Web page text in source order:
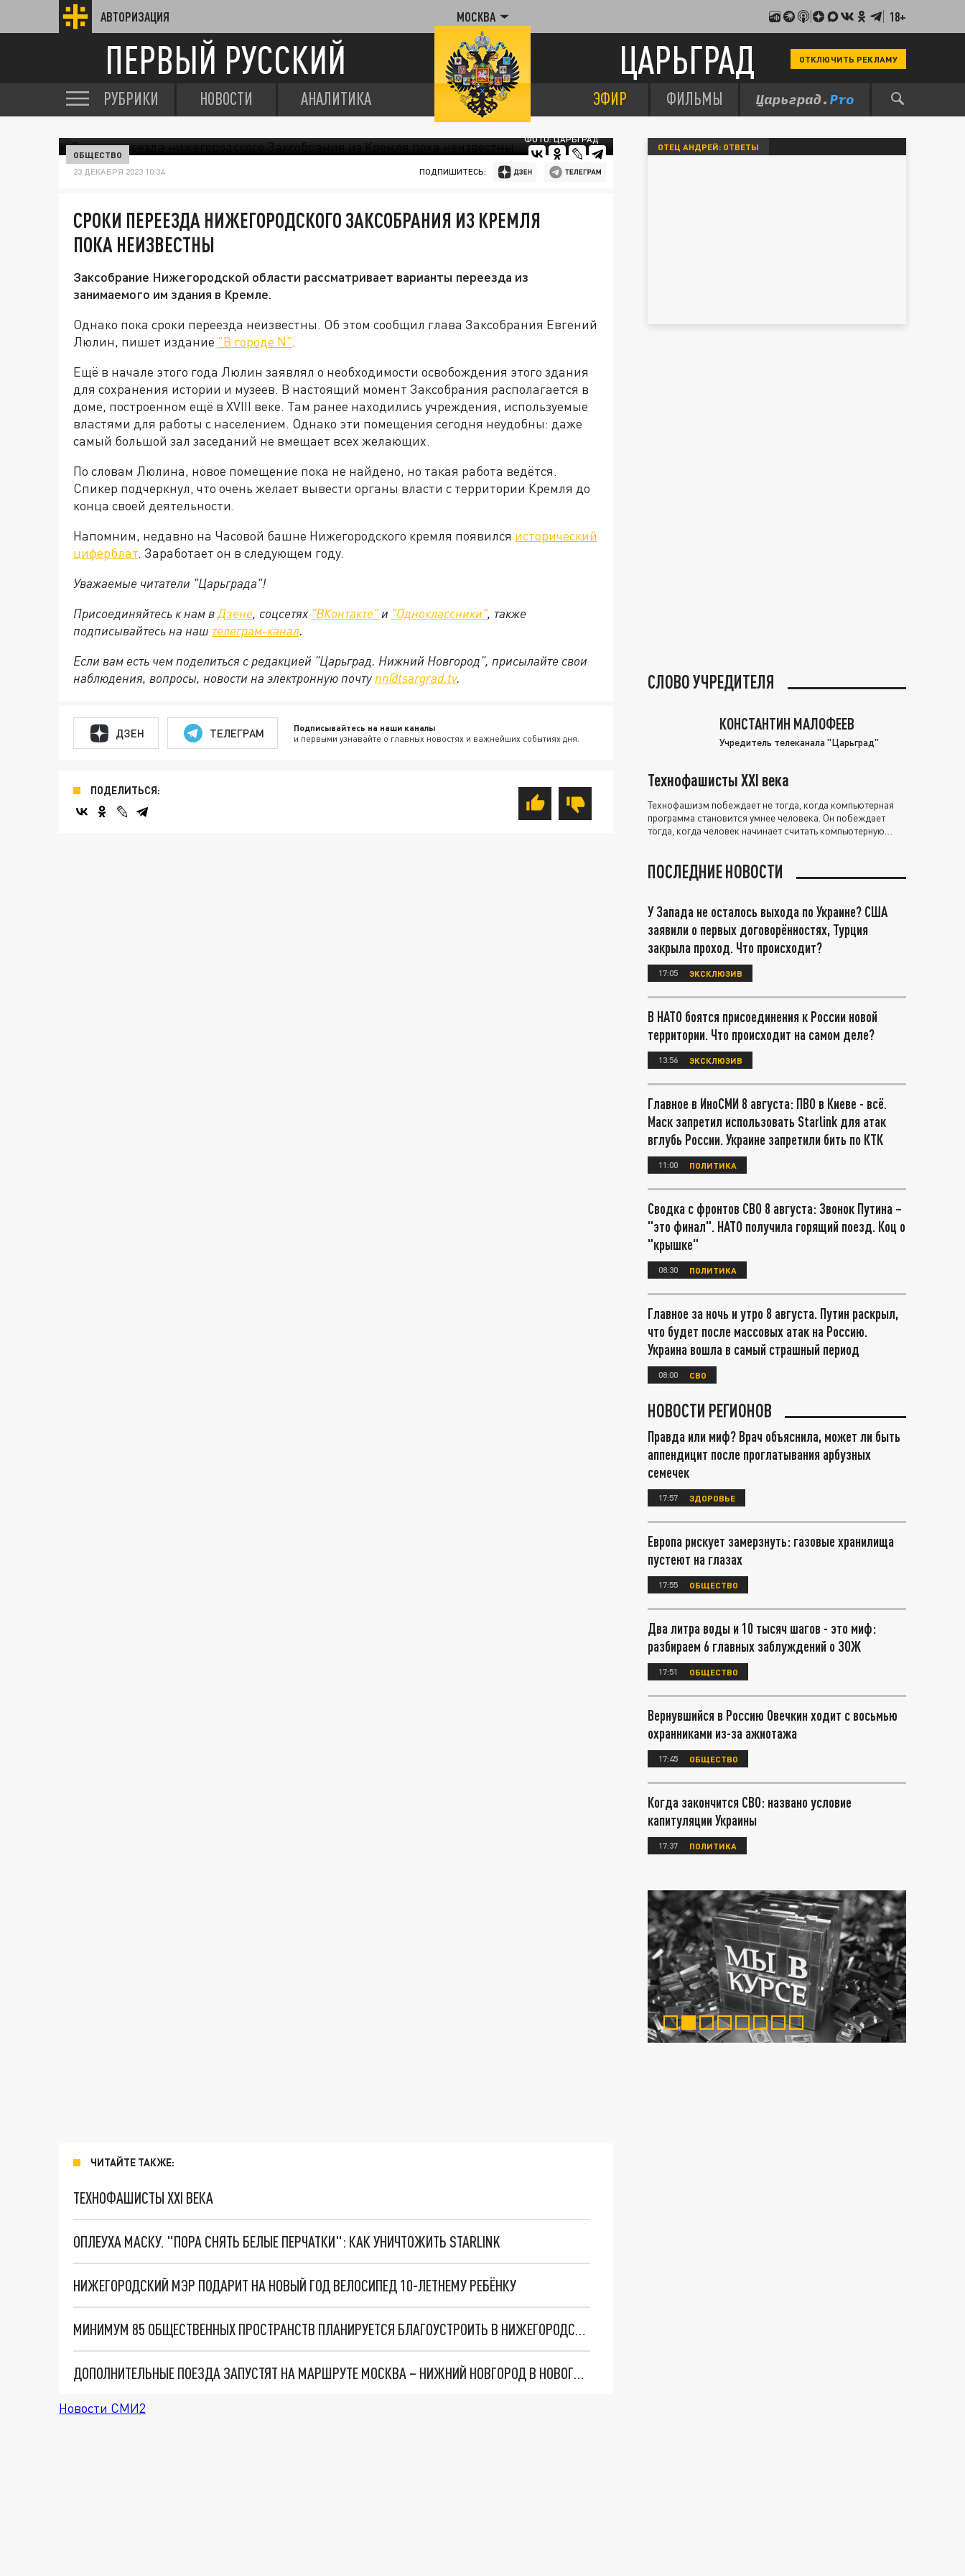
АВТОРИЗАЦИЯ МОСКВА 18+
ПЕРВЫЙ РУССКИЙ ЦАРЬГРАД ОТКЛЮЧИТЬ РЕКЛАМУ
РУБРИКИ НОВОСТИ АНАЛИТИКА ЭФИР ФИЛЬМЫ
ФОТО: ЦАРЬГРАД
ОБЩЕСТВО
23 ДЕКАБРЯ 2023 10:34 ПОДПИШИТЕСЬ:
СРОКИ ПЕРЕЕЗДА НИЖЕГОРОДСКОГО ЗАКСОБРАНИЯ ИЗ КРЕМЛЯ
ПОКА НЕИЗВЕСТНЫ
Заксобрание Нижегородской области рассматривает варианты переезда из
занимаемого им здания в Кремле.
Однако пока сроки переезда неизвестны. Об этом сообщил глава Заксобрания Евгений
Люлин, пишет издание "В городе N".
Ещё в начале этого года Люлин заявлял о необходимости освобождения этого здания
для сохранения истории и музеев. В настоящий момент Заксобрания располагается в
доме, построенном ещё в XVIII веке. Там ранее находились учреждения, используемые
властями для работы с населением. Однако эти помещения сегодня неудобны: даже
самый большой зал заседаний не вмещает всех желающих.
По словам Люлина, новое помещение пока не найдено, но такая работа ведётся.
Спикер подчеркнул, что очень желает вывести органы власти с территории Кремля до
конца своей деятельности.
Напомним, недавно на Часовой башне Нижегородского кремля появился исторический
циферблат. Заработает он в следующем году.
Уважаемые читатели "Царьграда"!
Присоединяйтесь к нам вДзене, соцсетях "ВКонтакте"и "Одноклассники", также
подписывайтесь на наш телеграм-канал.
Если вам есть чем поделиться с редакцией "Царьград. Нижний Новгород", присылайте свои
наблюдения, вопросы, новости на электронную почту nn@tsargrad.tv.
ДЗЕН ТЕЛЕГРАМ Подписывайтесь на наши каналы
и первыми узнавайте о главных новостях и важнейших событиях дня.
ПОДЕЛИТЬСЯ:
ЧИТАЙТЕ ТАКЖЕ:
ТЕХНОФАШИСТЫ XXI ВЕКА
ОПЛЕУХА МАСКУ. "ПОРА СНЯТЬ БЕЛЫЕ ПЕРЧАТКИ": КАК УНИЧТОЖИТЬ STARLINK
НИЖЕГОРОДСКИЙ МЭР ПОДАРИТ НА НОВЫЙ ГОД ВЕЛОСИПЕД 10-ЛЕТНЕМУ РЕБЁНКУ
МИНИМУМ 85 ОБЩЕСТВЕННЫХ ПРОСТРАНСТВ ПЛАНИРУЕТСЯ БЛАГОУСТРОИТЬ В НИЖЕГОРОДСКОЙ ОБЛАСТИ В 2024 ГОДУ
ДОПОЛНИТЕЛЬНЫЕ ПОЕЗДА ЗАПУСТЯТ НА МАРШРУТЕ МОСКВА – НИЖНИЙ НОВГОРОД В НОВОГОДНИЕ ПРАЗДНИКИ
Новости СМИ2
ОТЕЦ АНДРЕЙ: ОТВЕТЫ
СЛОВО УЧРЕДИТЕЛЯ
КОНСТАНТИН МАЛОФЕЕВ
Учредитель телеканала "Царьград"
Технофашисты XXI века
Технофашизм побеждает не тогда, когда компьютерная
программа становится умнее человека. Он побеждает
тогда, когда человек начинает считать компьютерную
ПОСЛЕДНИЕ НОВОСТИ
У Запада не осталось выхода по Украине? США
заявили о первых договорённостях, Турция
закрыла проход. Что происходит?
17:05 ЭКСКЛЮЗИВ
В НАТО боятся присоединения к России новой
территории. Что происходит на самом деле?
13:56 ЭКСКЛЮЗИВ
Главное в ИноСМИ 8 августа: ПВО в Киеве - всё.
Маск запретил использовать Starlink для атак
вглубь России. Украине запретили бить по КТК
11:00 ПОЛИТИКА
Сводка с фронтов СВО 8 августа: Звонок Путина –
"это финал". НАТО получила горящий поезд. Коц о
"крышке"
08:30 ПОЛИТИКА
Главное за ночь и утро 8 августа. Путин раскрыл,
что будет после массовых атак на Россию.
Украина вошла в самый страшный период
08:00 СВО
НОВОСТИ РЕГИОНОВ
Правда или миф? Врач объяснила, может ли быть
аппендицит после проглатывания арбузных
семечек
17:57 ЗДОРОВЬЕ
Европа рискует замерзнуть: газовые хранилища
пустеют на глазах
17:55 ОБЩЕСТВО
Два литра воды и 10 тысяч шагов - это миф:
разбираем 6 главных заблуждений о ЗОЖ
17:51 ОБЩЕСТВО
Вернувшийся в Россию Овечкин ходит с восьмью
охранниками из-за ажиотажа
17:45 ОБЩЕСТВО
Когда закончится СВО: названо условие
капитуляции Украины
17:37 ПОЛИТИКА